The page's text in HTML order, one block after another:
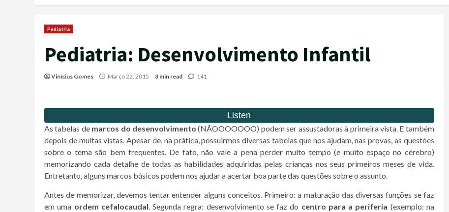
Pediatria
Pediatria: Desenvolvimento Infantil
Vinícius Gomes Março 22, 2015 3 min read 141
As tabelas de marcos do desenvolvimento (NÃOOOOOOO) podem ser assustadoras à primeira vista. E também
depois de muitas vistas. Apesar de, na prática, possuirmos diversas tabelas que nos ajudam, nas provas, as questões
sobre o tema são bem frequentes. De fato, não vale a pena perder muito tempo (e muito espaço no cérebro)
memorizando cada detalhe de todas as habilidades adquiridas pelas crianças nos seus primeiros meses de vida.
Entretanto, alguns marcos básicos podem nos ajudar a acertar boa parte das questões sobre o assunto.
Antes de memorizar, devemos tentar entender alguns conceitos. Primeiro: a maturação das diversas funções se faz
em uma ordem cefalocaudal. Segunda regra: desenvolvimento se faz do centro para a periferia (exemplo: na